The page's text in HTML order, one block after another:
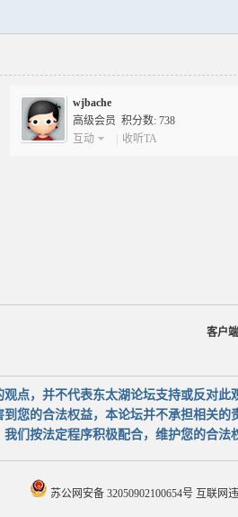
wjbache
高级会员 积分数: 738
互动
收听TA
客户端
点，并不代表东太湖论坛支持或反对此
您的合法权益，本论坛并不承担相关的
们按法定程序积极配合，维护您的合法
苏公网安备 32050902100654号 互联网